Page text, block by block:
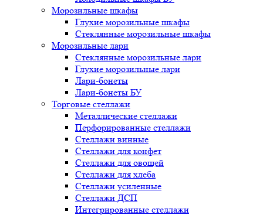
Морозильные шкафы
Глухие морозильные шкафы
Стеклянные морозильные шкафы
Морозильные лари
Стеклянные морозильные лари
Глухие морозильные лари
Лари-бонеты
Лари-бонеты БУ
Торговые стеллажи
Металлические стеллажи
Перфорированные стеллажи
Стеллажи винные
Стеллажи для конфет
Стеллажи для овощей
Стеллажи для хлеба
Стеллажи усиленные
Стеллажи ДСП
Интегрированные стеллажи